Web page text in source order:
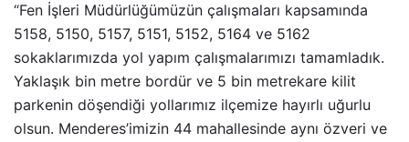
“Fen İşleri Müdürlüğümüzün çalışmaları kapsamında
5158, 5150, 5157, 5151, 5152, 5164 ve 5162
sokaklarımızda yol yapım çalışmalarımızı tamamladık.
Yaklaşık bin metre bordür ve 5 bin metrekare kilit
parkenin döşendiği yollarımız ilçemize hayırlı uğurlu
olsun. Menderes’imizin 44 mahallesinde aynı özveri ve